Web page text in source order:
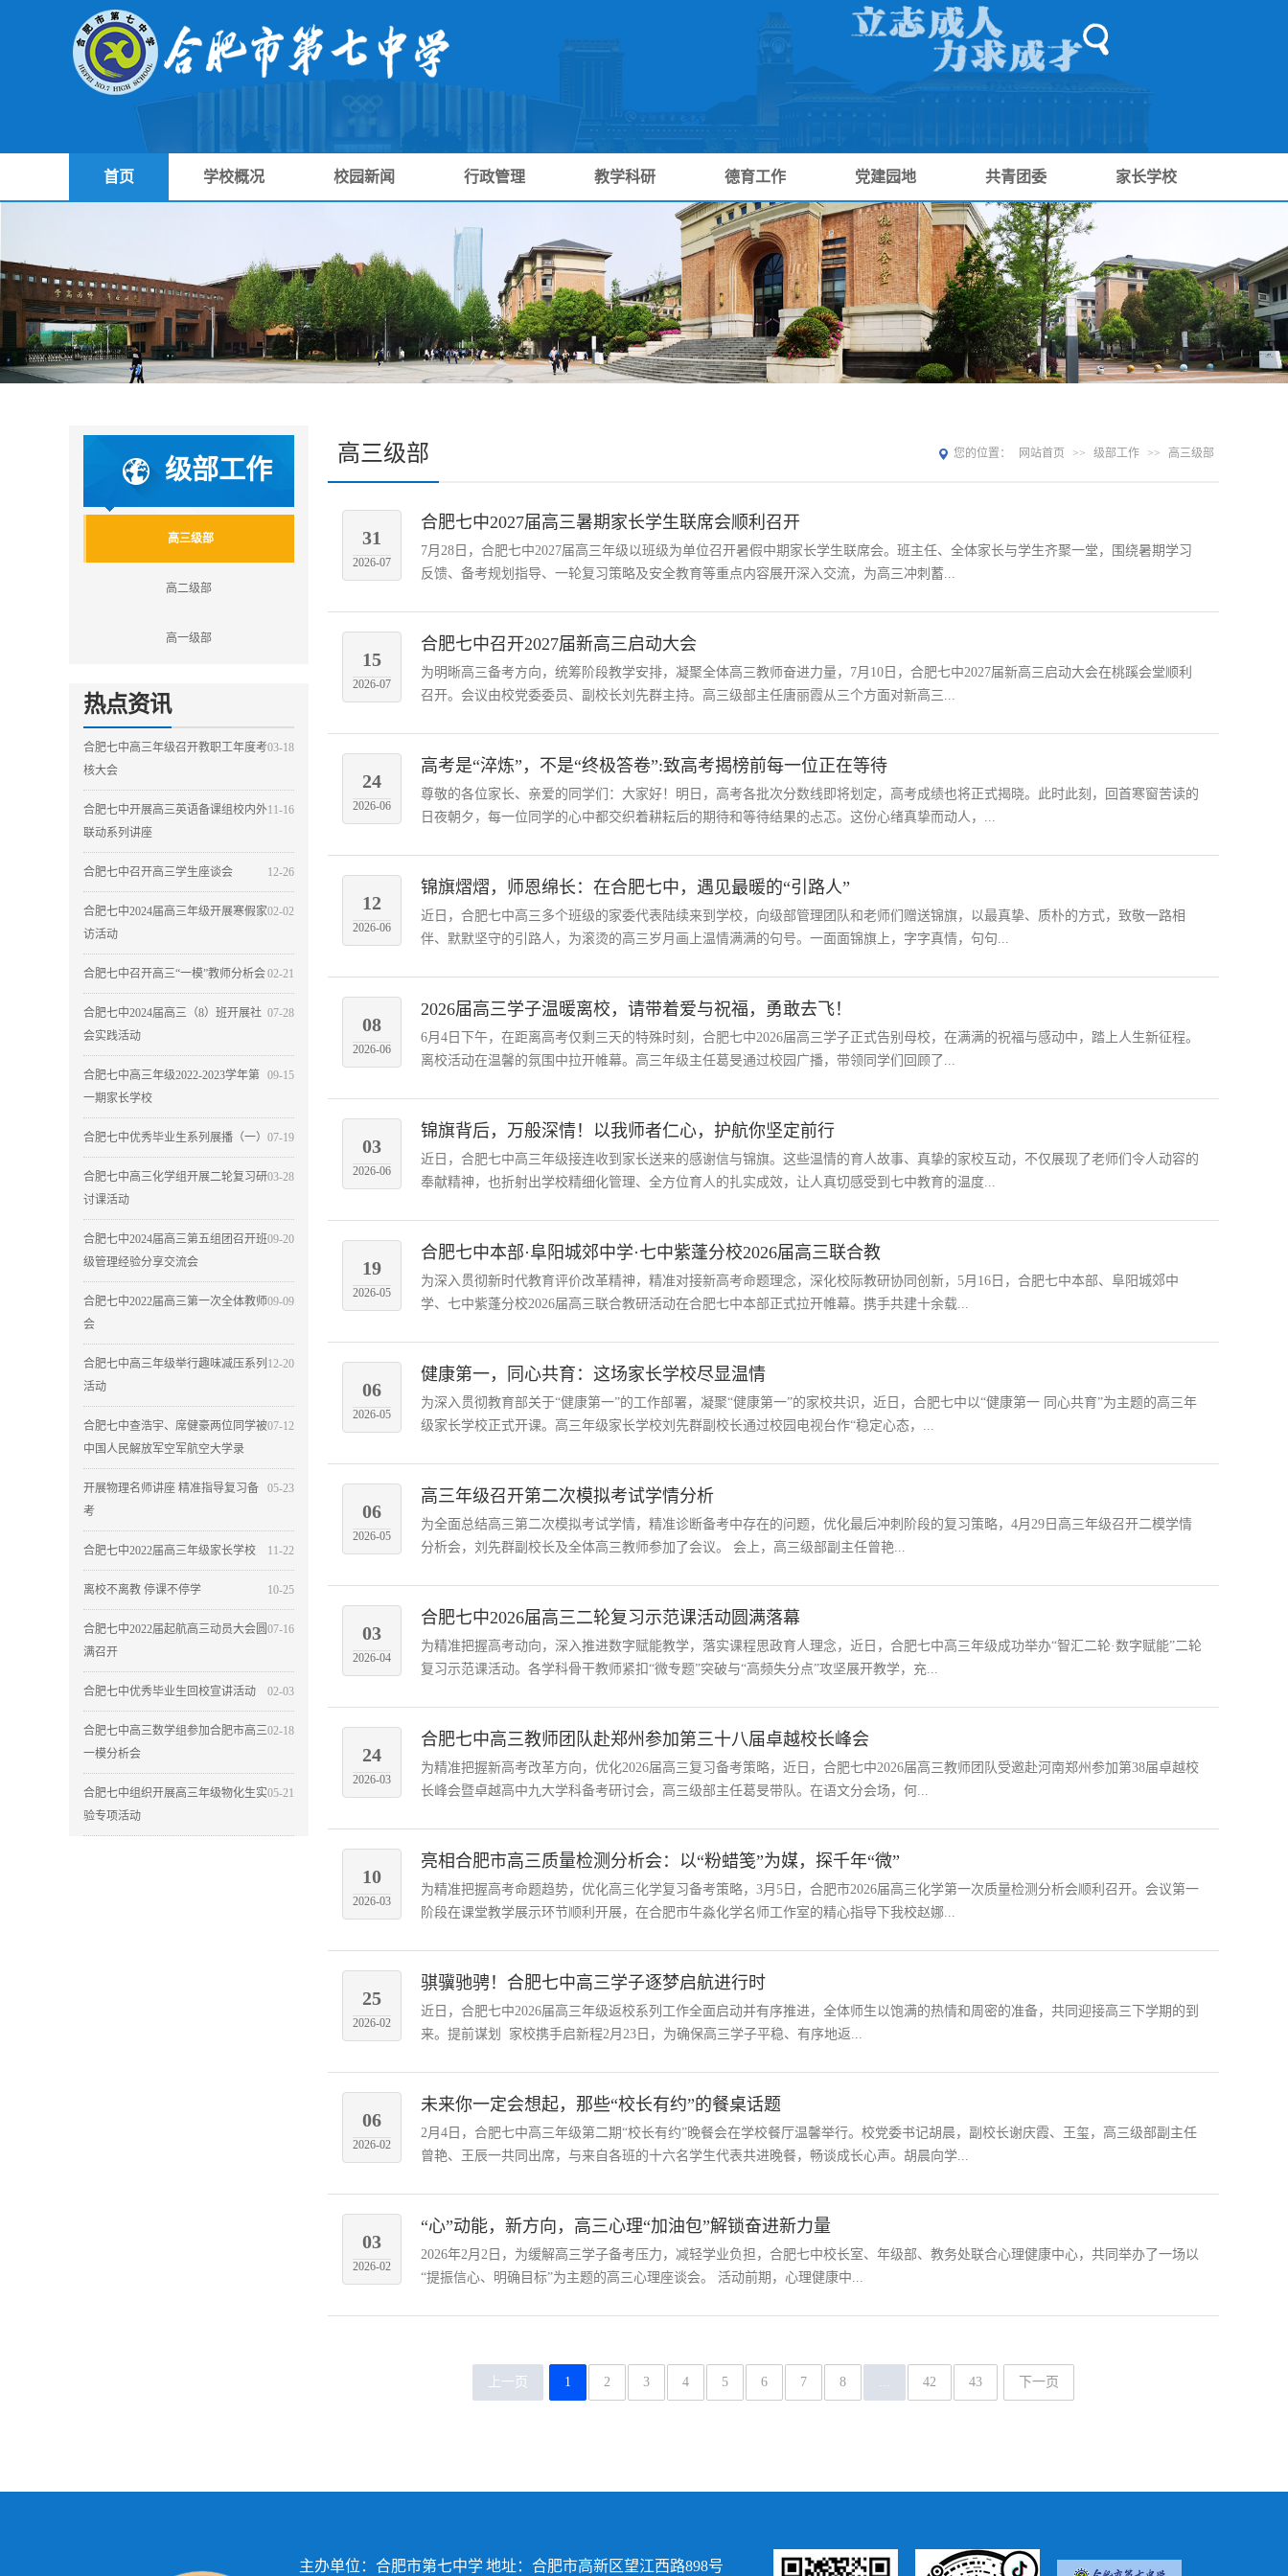
首页 学校概况 校园新闻 行政管理 教学科研 德育工作 党建园地 共青团委 家长学校
级部工作
高三级部
高二级部
高一级部
热点资讯
03-18
合肥七中高三年级召开教职工年度考
核大会
11-16
合肥七中开展高三英语备课组校内外
联动系列讲座
12-26
合肥七中召开高三学生座谈会
02-02
合肥七中2024届高三年级开展寒假家
访活动
02-21
合肥七中召开高三“一模”教师分析会
07-28
合肥七中2024届高三（8）班开展社
会实践活动
09-15
合肥七中高三年级2022-2023学年第
一期家长学校
07-19
合肥七中优秀毕业生系列展播（一）
03-28
合肥七中高三化学组开展二轮复习研
讨课活动
09-20
合肥七中2024届高三第五组团召开班
级管理经验分享交流会
09-09
合肥七中2022届高三第一次全体教师
会
12-20
合肥七中高三年级举行趣味减压系列
活动
07-12
合肥七中查浩宇、席健豪两位同学被
中国人民解放军空军航空大学录
05-23
开展物理名师讲座 精准指导复习备
考
11-22
合肥七中2022届高三年级家长学校
10-25
离校不离教 停课不停学
07-16
合肥七中2022届起航高三动员大会圆
满召开
02-03
合肥七中优秀毕业生回校宣讲活动
02-18
合肥七中高三数学组参加合肥市高三
一模分析会
05-21
合肥七中组织开展高三年级物化生实
验专项活动
您的位置： 网站首页 >> 级部工作 >> 高三级部
高三级部
31
2026-07
合肥七中2027届高三暑期家长学生联席会顺利召开
7月28日，合肥七中2027届高三年级以班级为单位召开暑假中期家长学生联席会。班主任、全体家长与学生齐聚一堂，围绕暑期学习
反馈、备考规划指导、一轮复习策略及安全教育等重点内容展开深入交流，为高三冲刺蓄...
15
2026-07
合肥七中召开2027届新高三启动大会
为明晰高三备考方向，统筹阶段教学安排，凝聚全体高三教师奋进力量，7月10日，合肥七中2027届新高三启动大会在桃蹊会堂顺利
召开。会议由校党委委员、副校长刘先群主持。高三级部主任唐丽霞从三个方面对新高三...
24
2026-06
高考是“淬炼”，不是“终极答卷”:致高考揭榜前每一位正在等待
尊敬的各位家长、亲爱的同学们：大家好！明日，高考各批次分数线即将划定，高考成绩也将正式揭晓。此时此刻，回首寒窗苦读的
日夜朝夕，每一位同学的心中都交织着耕耘后的期待和等待结果的忐忑。这份心绪真挚而动人，...
12
2026-06
锦旗熠熠，师恩绵长：在合肥七中，遇见最暖的“引路人”
近日，合肥七中高三多个班级的家委代表陆续来到学校，向级部管理团队和老师们赠送锦旗，以最真挚、质朴的方式，致敬一路相
伴、默默坚守的引路人，为滚烫的高三岁月画上温情满满的句号。一面面锦旗上，字字真情，句句...
08
2026-06
2026届高三学子温暖离校，请带着爱与祝福，勇敢去飞！
6月4日下午，在距离高考仅剩三天的特殊时刻，合肥七中2026届高三学子正式告别母校，在满满的祝福与感动中，踏上人生新征程。
离校活动在温馨的氛围中拉开帷幕。高三年级主任葛旻通过校园广播，带领同学们回顾了...
03
2026-06
锦旗背后，万般深情！以我师者仁心，护航你坚定前行
近日，合肥七中高三年级接连收到家长送来的感谢信与锦旗。这些温情的育人故事、真挚的家校互动，不仅展现了老师们令人动容的
奉献精神，也折射出学校精细化管理、全方位育人的扎实成效，让人真切感受到七中教育的温度...
19
2026-05
合肥七中本部·阜阳城郊中学·七中紫蓬分校2026届高三联合教
为深入贯彻新时代教育评价改革精神，精准对接新高考命题理念，深化校际教研协同创新，5月16日，合肥七中本部、阜阳城郊中
学、七中紫蓬分校2026届高三联合教研活动在合肥七中本部正式拉开帷幕。携手共建十余载...
06
2026-05
健康第一，同心共育：这场家长学校尽显温情
为深入贯彻教育部关于“健康第一”的工作部署，凝聚“健康第一”的家校共识，近日，合肥七中以“健康第一 同心共育”为主题的高三年
级家长学校正式开课。高三年级家长学校刘先群副校长通过校园电视台作“稳定心态，...
06
2026-05
高三年级召开第二次模拟考试学情分析
为全面总结高三第二次模拟考试学情，精准诊断备考中存在的问题，优化最后冲刺阶段的复习策略，4月29日高三年级召开二模学情
分析会，刘先群副校长及全体高三教师参加了会议。 会上，高三级部副主任曾艳...
03
2026-04
合肥七中2026届高三二轮复习示范课活动圆满落幕
为精准把握高考动向，深入推进数字赋能教学，落实课程思政育人理念，近日，合肥七中高三年级成功举办“智汇二轮·数字赋能”二轮
复习示范课活动。各学科骨干教师紧扣“微专题”突破与“高频失分点”攻坚展开教学，充...
24
2026-03
合肥七中高三教师团队赴郑州参加第三十八届卓越校长峰会
为精准把握新高考改革方向，优化2026届高三复习备考策略，近日，合肥七中2026届高三教师团队受邀赴河南郑州参加第38届卓越校
长峰会暨卓越高中九大学科备考研讨会，高三级部主任葛旻带队。在语文分会场，何...
10
2026-03
亮相合肥市高三质量检测分析会：以“粉蜡笺”为媒，探千年“微”
为精准把握高考命题趋势，优化高三化学复习备考策略，3月5日，合肥市2026届高三化学第一次质量检测分析会顺利召开。会议第一
阶段在课堂教学展示环节顺利开展，在合肥市牛淼化学名师工作室的精心指导下我校赵娜...
25
2026-02
骐骥驰骋！合肥七中高三学子逐梦启航进行时
近日，合肥七中2026届高三年级返校系列工作全面启动并有序推进，全体师生以饱满的热情和周密的准备，共同迎接高三下学期的到
来。提前谋划 家校携手启新程2月23日，为确保高三学子平稳、有序地返...
06
2026-02
未来你一定会想起，那些“校长有约”的餐桌话题
2月4日，合肥七中高三年级第二期“校长有约”晚餐会在学校餐厅温馨举行。校党委书记胡晨，副校长谢庆霞、王玺，高三级部副主任
曾艳、王辰一共同出席，与来自各班的十六名学生代表共进晚餐，畅谈成长心声。胡晨向学...
03
2026-02
“心”动能，新方向，高三心理“加油包”解锁奋进新力量
2026年2月2日，为缓解高三学子备考压力，减轻学业负担，合肥七中校长室、年级部、教务处联合心理健康中心，共同举办了一场以
“提振信心、明确目标”为主题的高三心理座谈会。 活动前期，心理健康中...
上一页 1 2 3 4 5 6 7 8 ... 42 43 下一页
主办单位：合肥市第七中学 地址：合肥市高新区望江西路898号